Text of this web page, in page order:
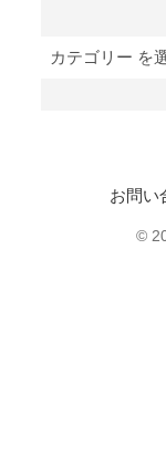
お問い
©